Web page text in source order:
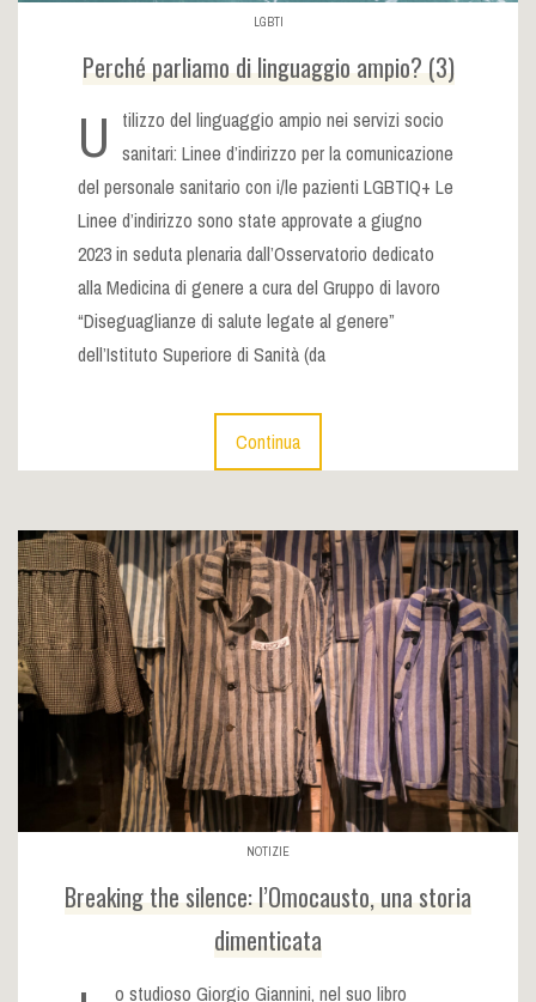
LGBTI
Perché parliamo di linguaggio ampio? (3)
U
tilizzo del linguaggio ampio nei servizi socio
sanitari: Linee d’indirizzo per la comunicazione
del personale sanitario con i/le pazienti LGBTIQ+ Le
Linee d’indirizzo sono state approvate a giugno
2023 in seduta plenaria dall’Osservatorio dedicato
alla Medicina di genere a cura del Gruppo di lavoro
“Diseguaglianze di salute legate al genere”
dell’Istituto Superiore di Sanità (da
Continua
NOTIZIE
Breaking the silence: l’Omocausto, una storia
dimenticata
o studioso Giorgio Giannini, nel suo libro